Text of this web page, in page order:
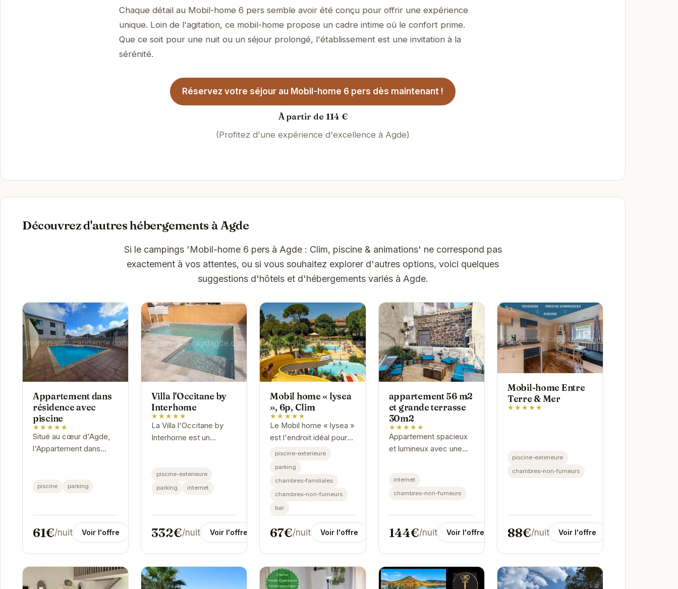
Chaque détail au Mobil-home 6 pers semble avoir été conçu pour offrir une expérience
unique. Loin de l'agitation, ce mobil-home propose un cadre intime où le confort prime.
Que ce soit pour une nuit ou un séjour prolongé, l'établissement est une invitation à la
sérénité.
Réservez votre séjour au Mobil-home 6 pers dès maintenant !
À partir de 114 €
(Profitez d'une expérience d'excellence à Agde)
Découvrez d'autres hébergements à Agde
Si le campings 'Mobil-home 6 pers à Agde : Clim, piscine & animations' ne correspond pas
exactement à vos attentes, ou si vous souhaitez explorer d'autres options, voici quelques
suggestions d'hôtels et d'hébergements variés à Agde.
Appartement dans
résidence avec
piscine
★★★★★
Situé au cœur d'Agde,
l'Appartement dans
des vacances
piscine parking
61€/nuit Voir l'offre
Villa l'Occitane by
Interhome
★★★★★
La Villa l'Occitane by
Interhome est un
haut de gamme, incluant
une piscine extérieure,
piscine-exterieure
parking
internet
332€/nuit Voir l'offre
Mobil home « lysea
», 6p, Clim
★★★★★
Le Mobil home « lysea »
est l'endroit idéal pour
des vacances réussies
proximité avec les...
piscine-exterieure
parking
chambres-familiales
chambres-non-fumeurs
bar
67€/nuit Voir l'offre
appartement 56 m2
et grande terrasse
30m2
★★★★★
Appartement spacieux
et lumineux avec une
en famille ou entre amis.
internet
chambres-non-fumeurs
144€/nuit Voir l'offre
Mobil-home Entre
Terre & Mer
★★★★★
piscine-exterieure
chambres-non-fumeurs
88€/nuit Voir l'offre